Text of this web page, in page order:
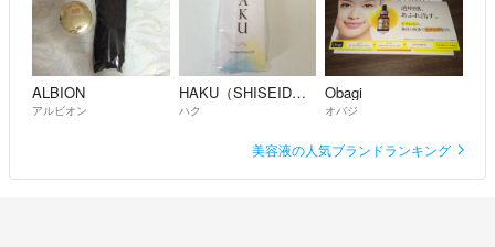
ALBION
アルビオン
HAKU（SHISEIDO）
ハク
Obagi
オバジ
美容液の人気ブランドランキング